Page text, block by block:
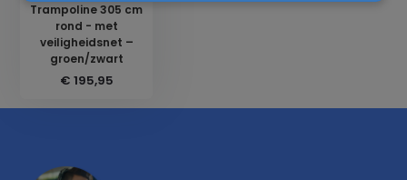
Trampoline 305 cm
rond - met
veiligheidsnet –
groen/zwart
€ 195,95